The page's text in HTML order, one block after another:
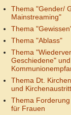
Thema "Gender/
Mainstreaming"
Thema
Thema "Ablass"
Thema
Geschiedene"
Thema Dt.
und Kirchenaustritt
Thema
für Frauen